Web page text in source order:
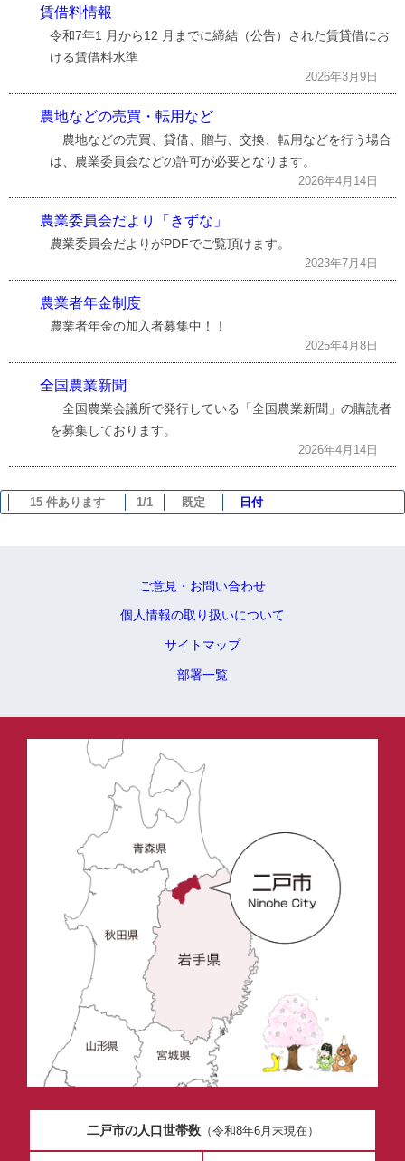
賃借料情報
令和7年1 月から12 月までに締結（公告）された賃貸借にお
ける賃借料水準
2026年3月9日
農地などの売買・転用など
農地などの売買、貸借、贈与、交換、転用などを行う場合
は、農業委員会などの許可が必要となります。
2026年4月14日
農業委員会だより「きずな」
農業委員会だよりがPDFでご覧頂けます。
2023年7月4日
農業者年金制度
農業者年金の加入者募集中！！
2025年4月8日
全国農業新聞
全国農業会議所で発行している「全国農業新聞」の購読者
を募集しております。
2026年4月14日
15 件あります 1/1 既定 日付
ご意見・お問い合わせ
個人情報の取り扱いについて
サイトマップ
部署一覧
二戸市の人口世帯数（令和8年6月末現在）